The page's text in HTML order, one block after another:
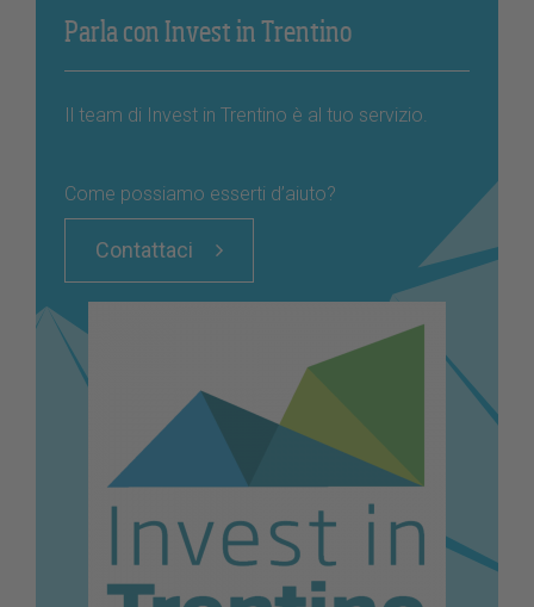
Parla con Invest in Trentino
Il team di Invest in Trentino è al tuo servizio.
Come possiamo esserti d’aiuto?
Contattaci